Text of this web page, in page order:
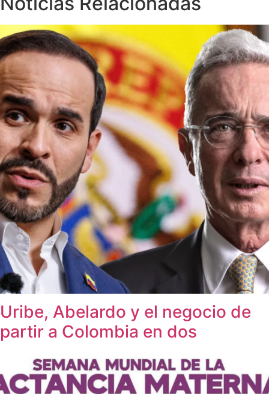
Uribe, Abelardo y el negocio de
partir a Colombia en dos